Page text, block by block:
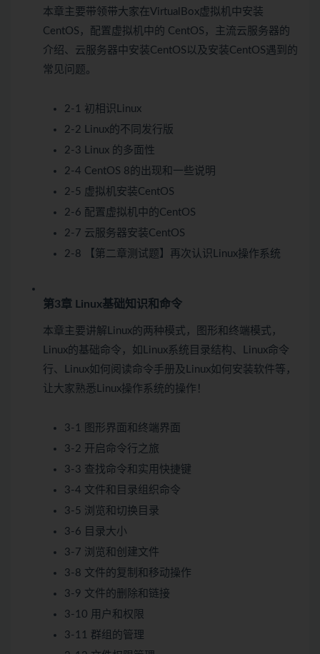
本章主要带领带大家在VirtualBox虚拟机中安装
CentOS，配置虚拟机中的 CentOS，主流云服务器的
介绍、云服务器中安装CentOS以及安装CentOS遇到的
常见问题。
2-1 初相识Linux
2-2 Linux的不同发行版
2-3 Linux 的多面性
2-4 CentOS 8的出现和一些说明
2-5 虚拟机安装CentOS
2-6 配置虚拟机中的CentOS
2-7 云服务器安装CentOS
2-8 【第二章测试题】再次认识Linux操作系统
第3章 Linux基础知识和命令
本章主要讲解Linux的两种模式，图形和终端模式，
Linux的基础命令，如Linux系统目录结构、Linux命令
行、Linux如何阅读命令手册及Linux如何安装软件等，
让大家熟悉Linux操作系统的操作！
3-1 图形界面和终端界面
3-2 开启命令行之旅
3-3 查找命令和实用快捷键
3-4 文件和目录组织命令
3-5 浏览和切换目录
3-6 目录大小
3-7 浏览和创建文件
3-8 文件的复制和移动操作
3-9 文件的删除和链接
3-10 用户和权限
3-11 群组的管理